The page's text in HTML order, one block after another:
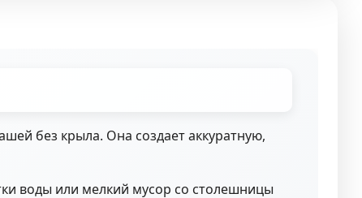
без крыла. Она создает аккуратную,
воды или мелкий мусор со столешницы